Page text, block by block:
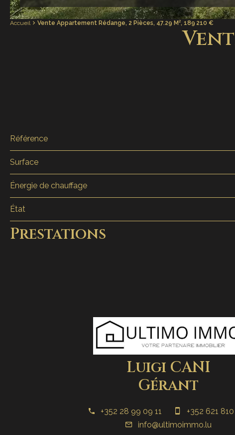
Accueil Vente Appartement Rédange, 2 Pièces, 47.29 M², 189 210 €
Référence
Surface
Énergie de chauffage
État
Prestations
Luigi CANI
Gérant
+352 28 99 09 11
+352 621
info@ultimoimmo.lu